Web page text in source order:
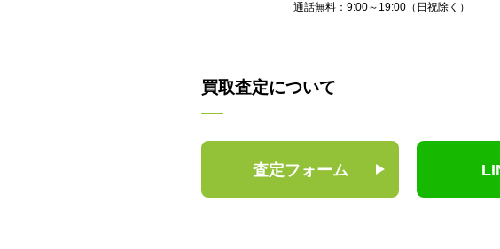
通話無料：9:00～19:00（日祝除く）
買取査定について
査定フォーム